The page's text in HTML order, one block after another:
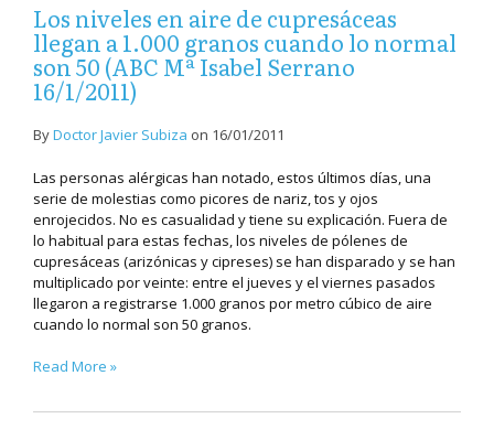
Los niveles en aire de cupresáceas
llegan a 1.000 granos cuando lo normal
son 50 (ABC Mª Isabel Serrano
16/1/2011)
ByDoctor Javier Subiza on 16/01/2011
Las personas alérgicas han notado, estos últimos días, una
serie de molestias como picores de nariz, tos y ojos
enrojecidos. No es casualidad y tiene su explicación. Fuera de
lo habitual para estas fechas, los niveles de pólenes de
cupresáceas (arizónicas y cipreses) se han disparado y se han
multiplicado por veinte: entre el jueves y el viernes pasados
llegaron a registrarse 1.000 granos por metro cúbico de aire
cuando lo normal son 50 granos.
Read More »